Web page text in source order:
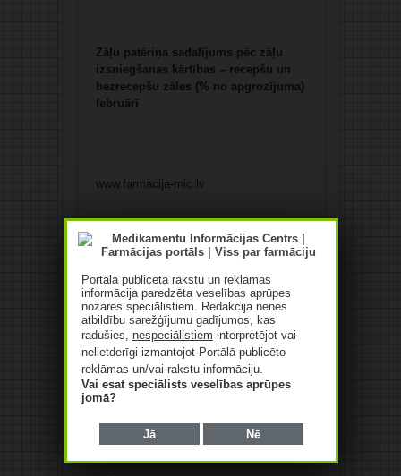
Zāļu patēriņa sadalījums pēc zāļu
izsniegšanas kārtības – recepšu un
bezrecepšu zāles (% no apgrozījuma)
februārī
www.farmacija-mic.lv
Datu avots: Zāļu valsts aģentūra.
Patīk
Iepriekšējais:
“A Aptiekas” iegādājas uzņēmumus
Nākamais:
MIC aicina uz kursiem par labu
Portālā publicētā rakstu un reklāmas
informācija paredzēta veselības aprūpes
nozares speciālistiem. Redakcija nenes
atbildību sarežģījumu gadījumos, kas
radušies, nespeciālistiem interpretējot vai
nelietderīgi izmantojot Portālā publicēto
reklāmas un/vai rakstu informāciju.
Vai esat speciālists veselības aprūpes
jomā?
Jā Nē